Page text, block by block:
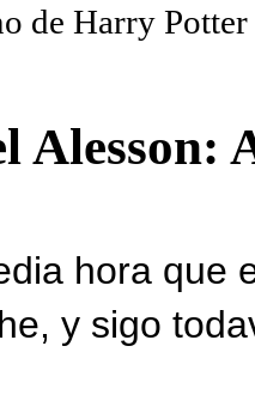
de Harry
Alesson:
hora que
y sigo